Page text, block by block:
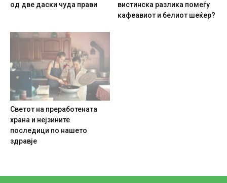
од две даски чуда прави
вистинска разлика помеѓу
кафеавиот и белиот шеќер?
Светот на преработената
храна и нејзините
последици по нашето
здравје